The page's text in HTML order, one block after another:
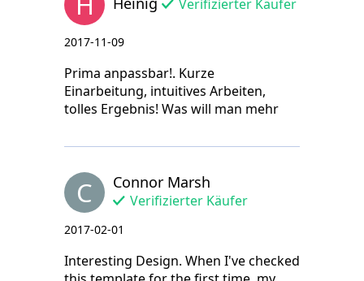
Verifizierter Käufer
2017-11-09
Prima anpassbar!. Kurze
Einarbeitung, intuitives Arbeiten,
tolles Ergebnis! Was will man mehr
C Connor Marsh
Verifizierter Käufer
2017-02-01
Interesting Design. When I've checked